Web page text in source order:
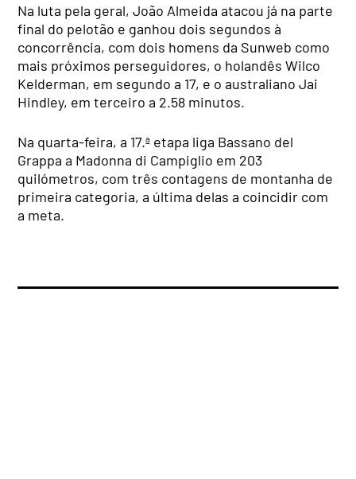
Na luta pela geral, João Almeida atacou já na parte
final do pelotão e ganhou dois segundos à
concorrência, com dois homens da Sunweb como
mais próximos perseguidores, o holandês Wilco
Kelderman, em segundo a 17, e o australiano Jai
Hindley, em terceiro a 2.58 minutos.
Na quarta-feira, a 17.ª etapa liga Bassano del
Grappa a Madonna di Campiglio em 203
quilómetros, com três contagens de montanha de
primeira categoria, a última delas a coincidir com
a meta.